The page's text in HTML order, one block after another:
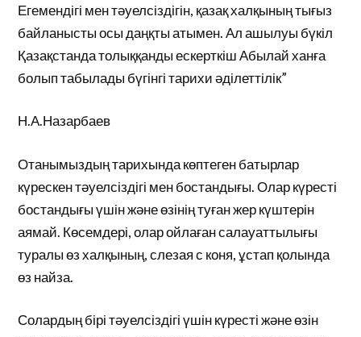
Егемендігі мен тәуелсіздігін, қазақ халқының тығыз
байланысты осы даңқты атымен. Ал ашылуы бүкіл
Қазақстанда толыққанды ескерткіш Абылай ханға
болып табылады бүгінгі тарихи әділеттілік”
Н.А.Назарбаев
Отанымыздың тарихында көптеген батырлар
күрескен тәуелсіздігі мен бостандығы. Олар күресті
бостандығы үшін және өзінің туған жер күштерін
аямай. Көсемдері, олар ойлаған салауаттылығы
туралы өз халқының, слезая с коня, ұстап қолында
өз найза.
Солардың бірі тәуелсіздігі үшін күресті және өзін